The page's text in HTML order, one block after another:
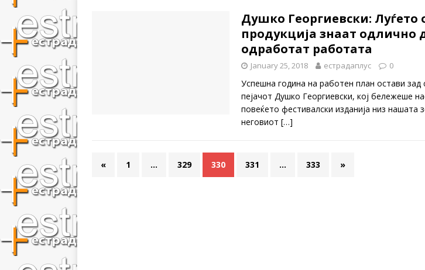
Душко Георгиевски: Луѓето
продукција знаат одлично
одработат работата
January 25, 2018 естрадаплус 0
Успешна година на работен план остави зад
пејачот Душко Георгиевски, кој бележеше
повеќето фестивалски изданија низ нашата
неговиот […]
« 1 … 329 330 331 … 333 »